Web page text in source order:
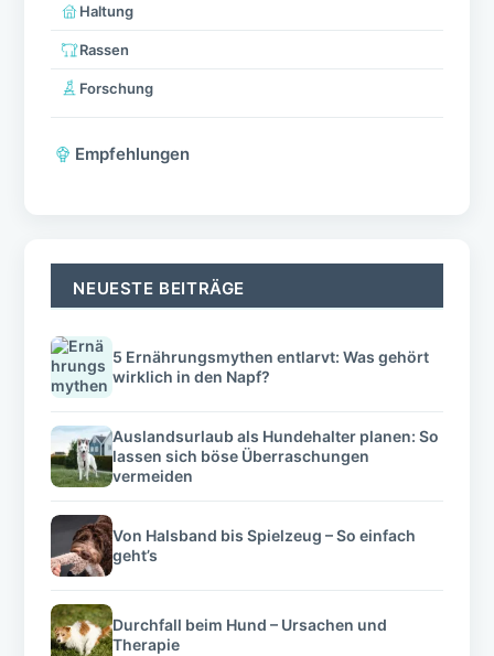
Haltung
Rassen
Forschung
Empfehlungen
NEUESTE BEITRÄGE
5 Ernährungsmythen entlarvt: Was gehört
wirklich in den Napf?
Auslandsurlaub als Hundehalter planen: So
lassen sich böse Überraschungen
vermeiden
Von Halsband bis Spielzeug – So einfach
geht’s
Durchfall beim Hund – Ursachen und
Therapie